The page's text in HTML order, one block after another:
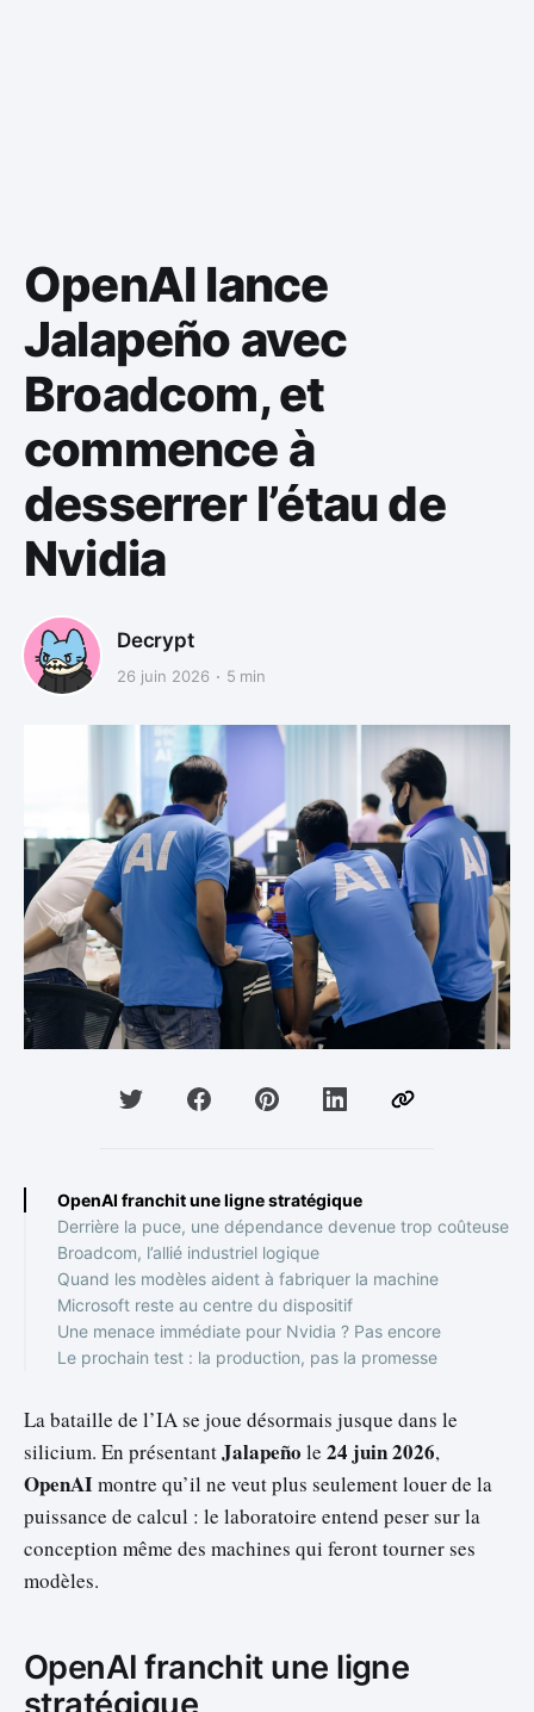
OpenAI lance
Jalapeño avec
Broadcom, et
commence à
desserrer l’étau de
Nvidia
Decrypt
26 juin 2026 5 min
OpenAI franchit une ligne stratégique
Derrière la puce, une dépendance devenue trop coûteuse
Broadcom, l’allié industriel logique
Quand les modèles aident à fabriquer la machine
Microsoft reste au centre du dispositif
Une menace immédiate pour Nvidia ? Pas encore
Le prochain test : la production, pas la promesse
La bataille de l’IA se joue désormais jusque dans le
silicium. En présentantJalapeño le 24 juin 2026,
OpenAImontre qu’il ne veut plus seulement louer de la
puissance de calcul : le laboratoire entend peser sur la
conception même des machines qui feront tourner ses
modèles.
OpenAI franchit une ligne
stratégique